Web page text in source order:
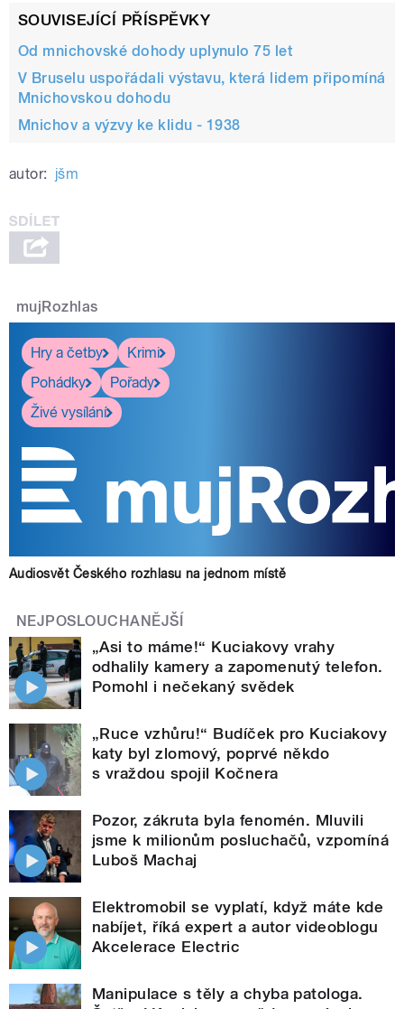
SOUVISEJÍCÍ PŘÍSPĚVKY
Od mnichovské dohody uplynulo 75 let
V Bruselu uspořádali výstavu, která lidem připomíná
Mnichovskou dohodu
Mnichov a výzvy ke klidu - 1938
autor: jšm
mujRozhlas
Hry a četby
Krimi
Pohádky
Pořady
Živé vysílání
Audiosvět Českého rozhlasu na jednom místě
NEJPOSLOUCHANĚJŠÍ
„Asi to máme!“ Kuciakovy vrahy
odhalily kamery a zapomenutý telefon.
Pomohl i nečekaný svědek
„Ruce vzhůru!“ Budíček pro Kuciakovy
katy byl zlomový, poprvé někdo
s vraždou spojil Kočnera
Pozor, zákruta byla fenomén. Mluvili
jsme k milionům posluchačů, vzpomíná
Luboš Machaj
Elektromobil se vyplatí, když máte kde
nabíjet, říká expert a autor videoblogu
Akcelerace Electric
Manipulace s těly a chyba patologa.